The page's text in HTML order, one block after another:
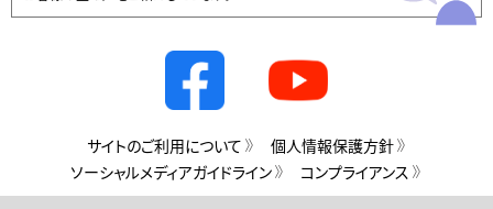
サイトのご利用について
個人情報保護方針
ソーシャルメディアガイドライン
コンプライアンス